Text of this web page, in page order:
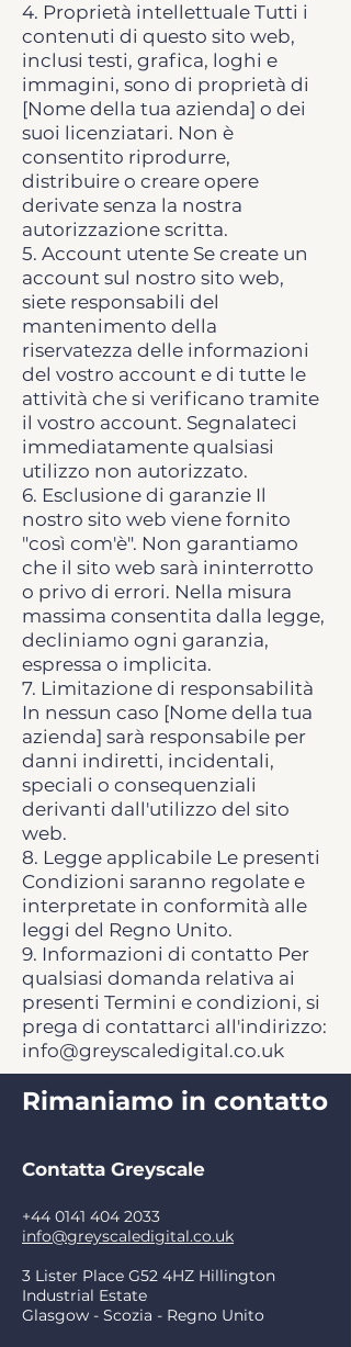
4. Proprietà intellettuale Tutti i
contenuti di questo sito web,
inclusi testi, grafica, loghi e
immagini, sono di proprietà di
[Nome della tua azienda] o dei
suoi licenziatari. Non è
consentito riprodurre,
distribuire o creare opere
derivate senza la nostra
autorizzazione scritta.
5. Account utente Se create un
account sul nostro sito web,
siete responsabili del
mantenimento della
riservatezza delle informazioni
del vostro account e di tutte le
attività che si verificano tramite
il vostro account. Segnalateci
immediatamente qualsiasi
utilizzo non autorizzato.
6. Esclusione di garanzie Il
nostro sito web viene fornito
"così com'è". Non garantiamo
che il sito web sarà ininterrotto
o privo di errori. Nella misura
massima consentita dalla legge,
decliniamo ogni garanzia,
espressa o implicita.
7. Limitazione di responsabilità
In nessun caso [Nome della tua
azienda] sarà responsabile per
danni indiretti, incidentali,
speciali o consequenziali
derivanti dall'utilizzo del sito
web.
8. Legge applicabile Le presenti
Condizioni saranno regolate e
interpretate in conformità alle
leggi del Regno Unito.
9. Informazioni di contatto Per
qualsiasi domanda relativa ai
presenti Termini e condizioni, si
prega di contattarci all'indirizzo:
info@greyscaledigital.co.uk
Rimaniamo in contatto
Contatta Greyscale
+44 0141 404 2033
info@greyscaledigital.co.uk
3 Lister Place G52 4HZ Hillington
Industrial Estate
Glasgow - Scozia - Regno Unito